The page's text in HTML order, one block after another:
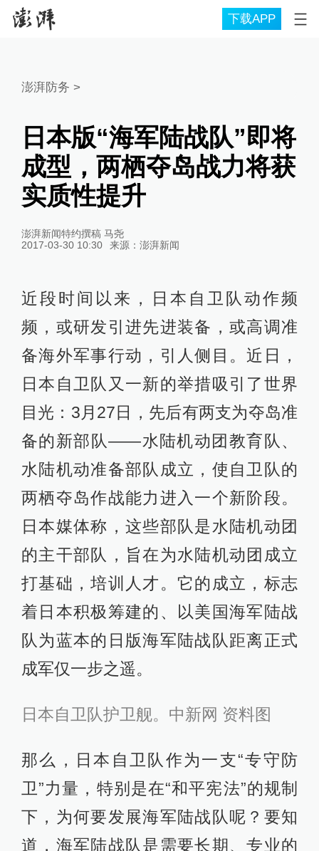
下载APP
澎湃防务 >
日本版“海军陆战队”即将
成型，两栖夺岛战力将获
实质性提升
澎湃新闻特约撰稿 马尧
2017-03-30 10:30
来源： 澎湃新闻
近段时间以来，日本自卫队动作频
频，或研发引进先进装备，或高调准
备海外军事行动，引人侧目。近日，
日本自卫队又一新的举措吸引了世界
目光：3月27日，先后有两支为夺岛准
备的新部队——水陆机动团教育队、
水陆机动准备部队成立，使自卫队的
两栖夺岛作战能力进入一个新阶段。
日本媒体称，这些部队是水陆机动团
的主干部队，旨在为水陆机动团成立
打基础，培训人才。它的成立，标志
着日本积极筹建的、以美国海军陆战
队为蓝本的日版海军陆战队距离正式
成军仅一步之遥。
日本自卫队护卫舰。中新网 资料图
那么，日本自卫队作为一支“专守防
卫”力量，特别是在“和平宪法”的规制
下，为何要发展海军陆战队呢？要知
道，海军陆战队是需要长期、专业的